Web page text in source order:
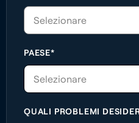
PAESE*
Selezionare
QUALI PROBLEMI